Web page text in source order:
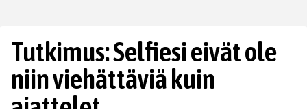
Tutkimus: Selfiesi eivät ole
niin viehättäviä kuin